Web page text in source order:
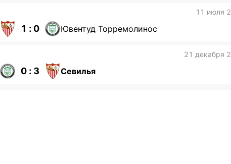
11 июля
1 : 0 Ювентуд Торремолинос
21 декабря
0 : 3 Севилья